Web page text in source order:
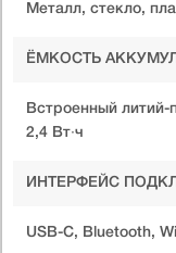
Металл, стекло,
ЁМКОСТЬ
Встроенный
2,4 Вт∙ч
ИНТЕРФЕЙС
USB-C, Bluetooth,